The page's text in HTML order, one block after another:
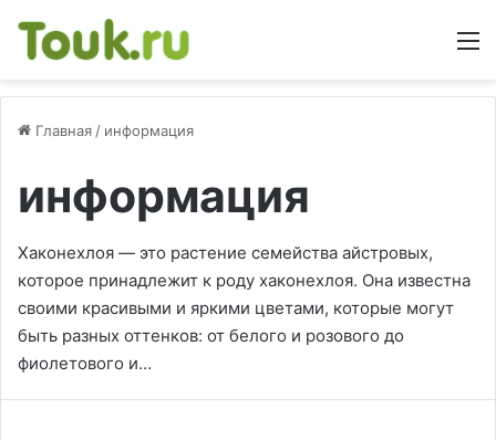
Главная / информация
информация
Хаконехлоя — это растение семейства айстровых,
которое принадлежит к роду хаконехлоя. Она известна
своими красивыми и яркими цветами, которые могут
быть разных оттенков: от белого и розового до
фиолетового и…